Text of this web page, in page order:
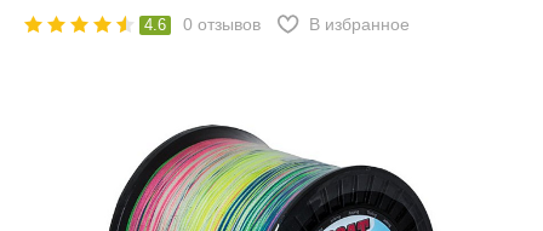
4.6 0 отзывов В избранное